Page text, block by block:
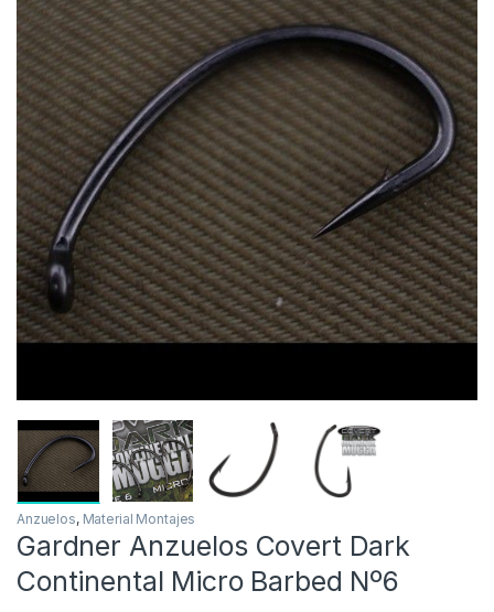
Reintentar
Inicio Carpfishing Material Montajes Anzuelos
-7%